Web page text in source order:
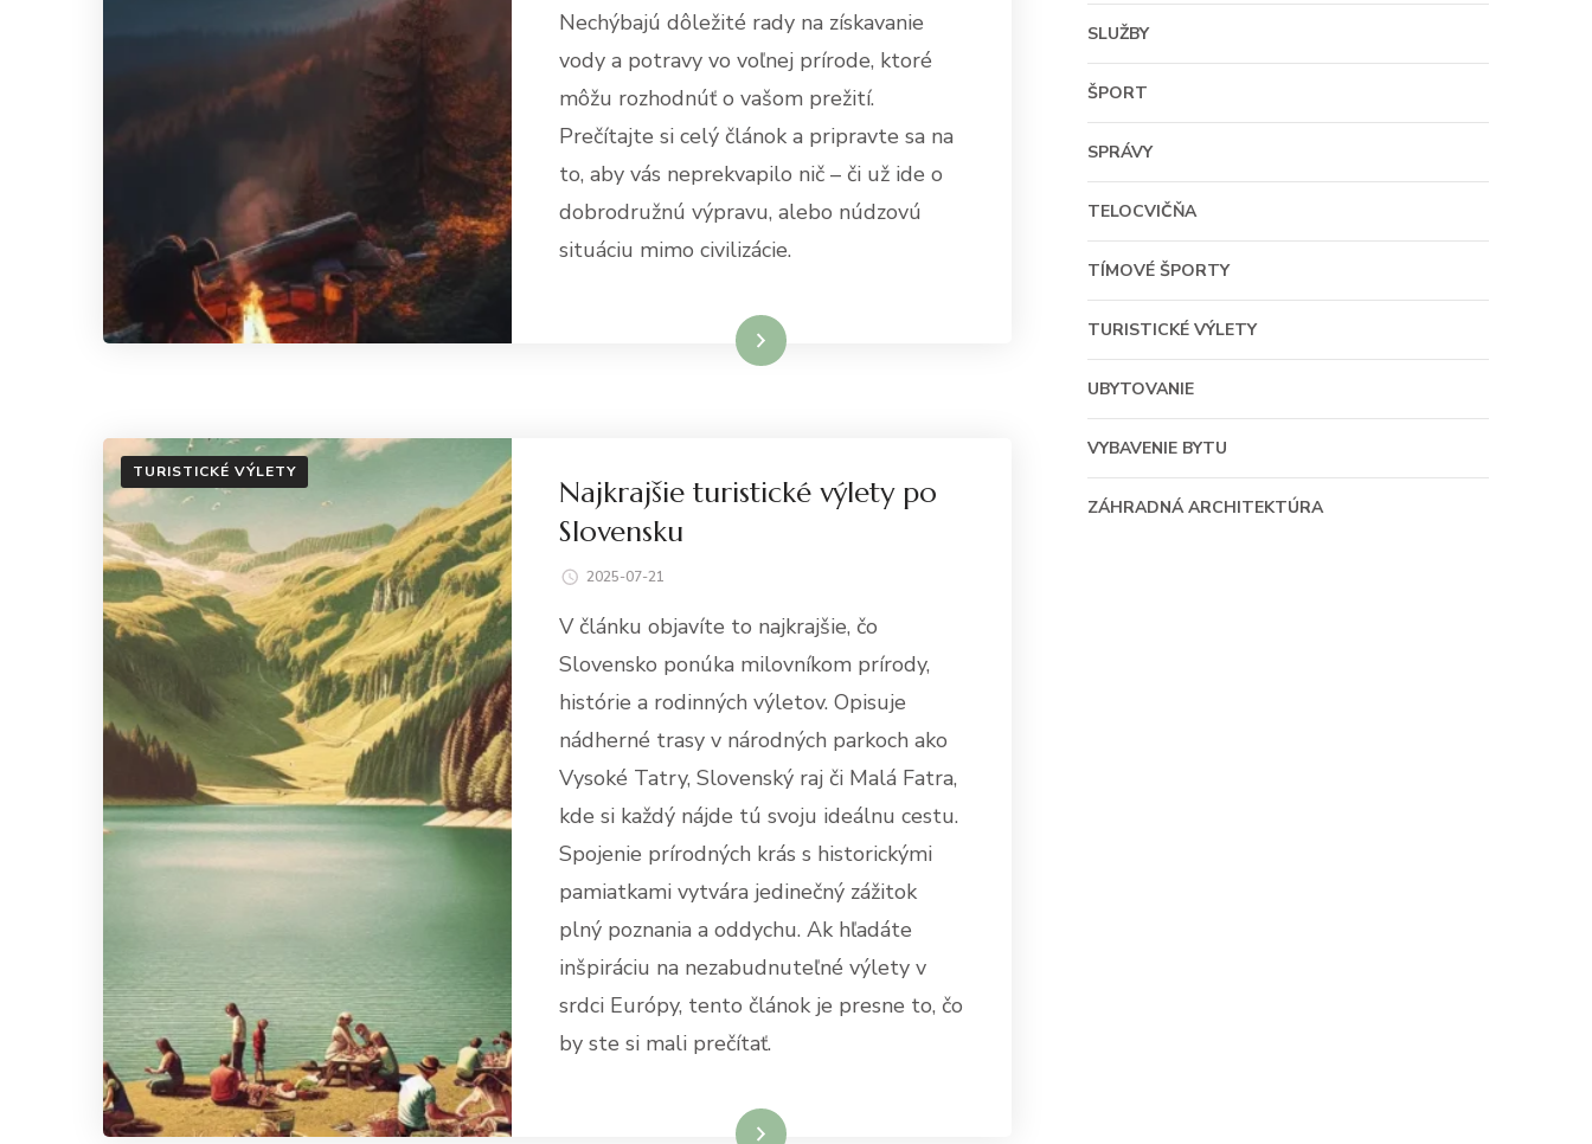
Nechýbajú dôležité rady na získavanie
vody a potravy vo voľnej prírode, ktoré
môžu rozhodnúť o vašom prežití.
Prečítajte si celý článok a pripravte sa na
to, aby vás neprekvapilo nič – či už ide o
dobrodružnú výpravu, alebo núdzovú
situáciu mimo civilizácie.
Dowiedz się więcej
TURISTICKÉ VÝLETY
Najkrajšie turistické výlety po
Slovensku
2025-07-21
V článku objavíte to najkrajšie, čo
Slovensko ponúka milovníkom prírody,
histórie a rodinných výletov. Opisuje
nádherné trasy v národných parkoch ako
Vysoké Tatry, Slovenský raj či Malá Fatra,
kde si každý nájde tú svoju ideálnu cestu.
Spojenie prírodných krás s historickými
pamiatkami vytvára jedinečný zážitok
plný poznania a oddychu. Ak hľadáte
inšpiráciu na nezabudnuteľné výlety v
srdci Európy, tento článok je presne to, čo
by ste si mali prečítať.
Dowiedz się więcej
SLUŽBY
ŠPORT
SPRÁVY
TELOCVIČŇA
TÍMOVÉ ŠPORTY
TURISTICKÉ VÝLETY
UBYTOVANIE
VYBAVENIE BYTU
ZÁHRADNÁ ARCHITEKTÚRA